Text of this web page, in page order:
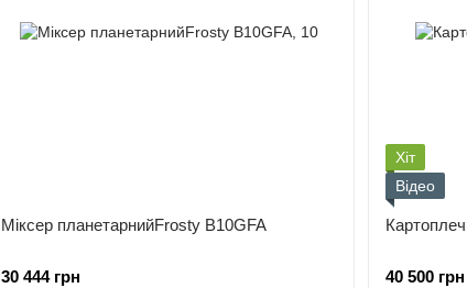
Міксер планетарнийFrosty B10GFA
30 444 грн
Хіт
Відео
40 500 грн